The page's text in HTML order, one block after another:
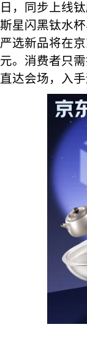
日，同步上线
斯星闪黑钛水
严选新品将在
元。消费者只
直达会场，入